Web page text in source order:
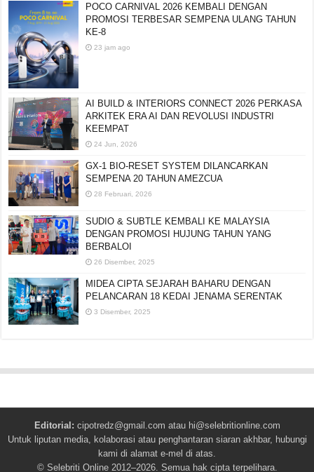
POCO CARNIVAL 2026 KEMBALI DENGAN
PROMOSI TERBESAR SEMPENA ULANG TAHUN
KE-8
23 jam ago
AI BUILD & INTERIORS CONNECT 2026 PERKASA
ARKITEK ERA AI DAN REVOLUSI INDUSTRI
KEEMPAT
24 Jun, 2026
GX-1 BIO-RESET SYSTEM DILANCARKAN
SEMPENA 20 TAHUN AMEZCUA
28 Februari, 2026
SUDIO & SUBTLE KEMBALI KE MALAYSIA
DENGAN PROMOSI HUJUNG TAHUN YANG
BERBALOI
26 Disember, 2025
MIDEA CIPTA SEJARAH BAHARU DENGAN
PELANCARAN 18 KEDAI JENAMA SERENTAK
3 Disember, 2025
Editorial: cipotredz@gmail.com atau hi@selebritionline.com
Untuk liputan media, kolaborasi atau penghantaran siaran akhbar, hubungi
kami di alamat e-mel di atas.
© Selebriti Online 2012–2026. Semua hak cipta terpelihara.